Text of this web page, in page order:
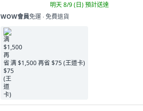
明天 8/9 (日)預計送達
WOW會員免運 ∙ 免費退貨
满 $1,500 再省 $75 (王道卡)